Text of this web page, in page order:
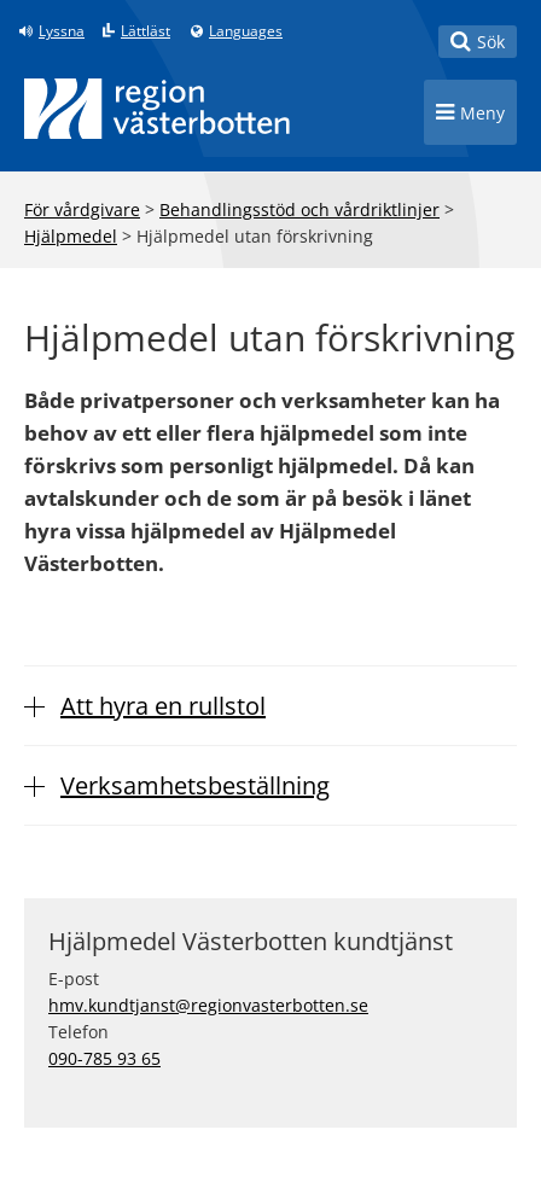
Till innehåll på sidan
Lyssna Lättläst Languages Toggle
Sök
Toggle
Meny
För vårdgivare > Behandlingsstöd och vårdriktlinjer >
Hjälpmedel > Hjälpmedel utan förskrivning
Hjälpmedel utan förskrivning
Både privatpersoner och verksamheter kan ha
behov av ett eller flera hjälpmedel som inte
förskrivs som personligt hjälpmedel. Då kan
avtalskunder och de som är på besök i länet
hyra vissa hjälpmedel av Hjälpmedel
Västerbotten.
Att hyra en rullstol
Verksamhetsbeställning
Hjälpmedel Västerbotten kundtjänst
E-post
hmv.kundtjanst@regionvasterbotten.se
Telefon
090-785 93 65